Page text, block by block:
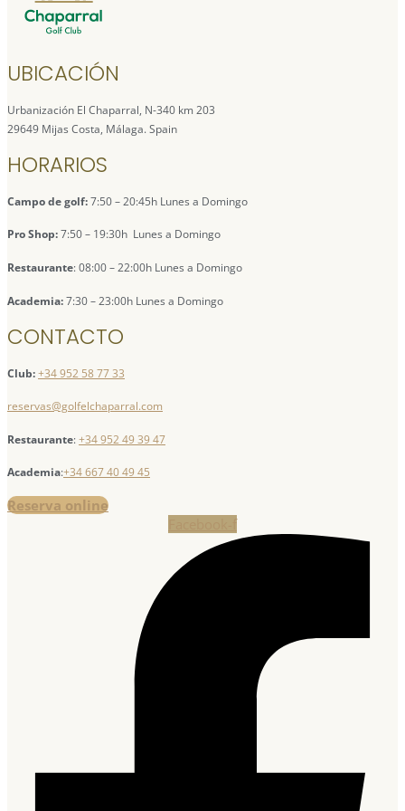
UBICACIÓN
Urbanización El Chaparral, N-340 km 203
29649 Mijas Costa, Málaga. Spain
HORARIOS
Campo de golf:7:50 – 20:45h Lunes a Domingo
Pro Shop:7:50 – 19:30h Lunes a Domingo
Restaurante: 08:00 – 22:00h Lunes a Domingo
Academia:7:30 – 23:00h Lunes a Domingo
CONTACTO
Club:+34 952 58 77 33
reservas@golfelchaparral.com
Restaurante:+34 952 49 39 47
Academia:+34 667 40 49 45
Reserva online